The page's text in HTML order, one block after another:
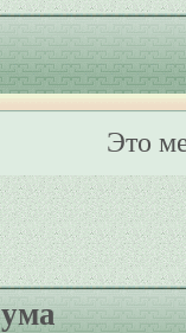
Это